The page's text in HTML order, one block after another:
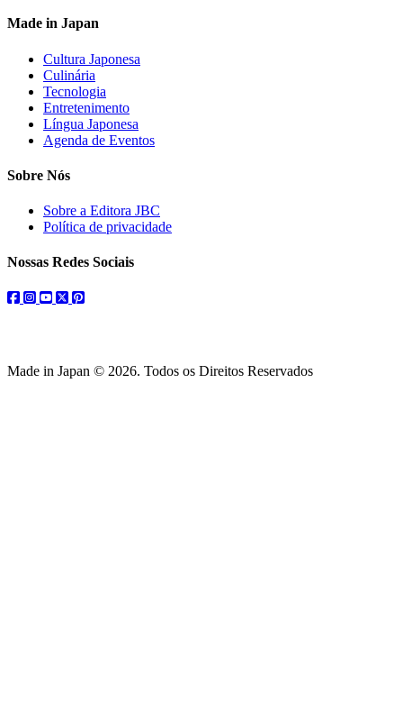
Made in Japan
Cultura Japonesa
Culinária
Tecnologia
Entretenimento
Língua Japonesa
Agenda de Eventos
Sobre Nós
Sobre a Editora JBC
Política de privacidade
Nossas Redes Sociais
facebook
instagram
youtube
twitterpinterest
Made in Japan © 2026. Todos os Direitos Reservados